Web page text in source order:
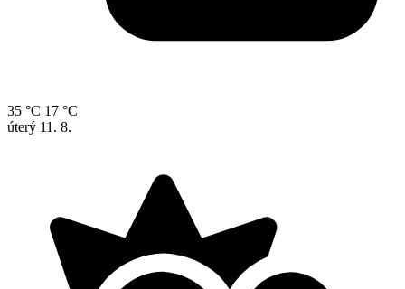
35 °C 17 °C
úterý 11. 8.